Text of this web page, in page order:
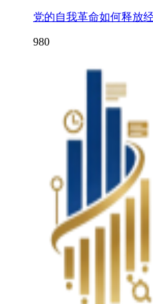
党的自我革命如何释放
980